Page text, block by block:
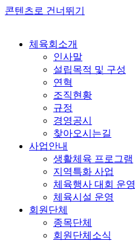
콘텐츠로 건너뛰기
체육회소개
인사말
설립목적 및 구성
연혁
조직현황
규정
경영공시
찾아오시는길
사업안내
생활체육 프로그램
지역특화 사업
체육행사 대회 운영
체육시설 운영
회원단체
종목단체
회원단체소식